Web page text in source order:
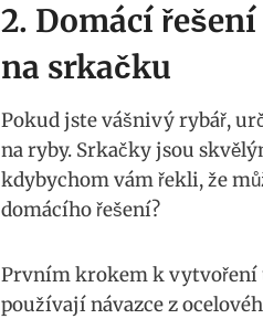
2. ⁢Domácí
na srkačku
Pokud jste ⁤vášnivý rybář,
na ryby. ‍Srkačky jsou
kdybychom ​vám řekli, že​
domácího řešení?
Prvním⁢ krokem k vytvoření
používají​ návazce z